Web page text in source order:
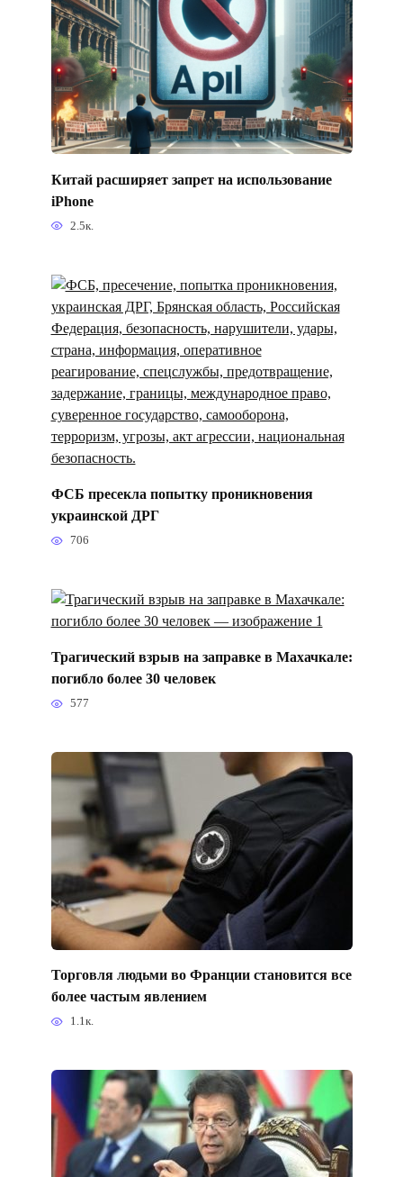
Китай расширяет запрет на использование
iPhone
2.5к.
ФСБ пресекла попытку проникновения
украинской ДРГ
706
Трагический взрыв на заправке в Махачкале:
погибло более 30 человек
577
Торговля людьми во Франции становится все
более частым явлением
1.1к.